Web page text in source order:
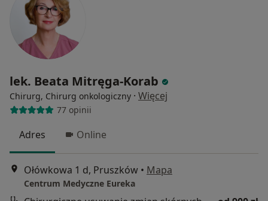
lek. Beata Mitręga-Korab
Chirurg, Chirurg onkologiczny · Więcej
77 opinii
Adres Online
Ołówkowa 1 d, Pruszków • Mapa
Centrum Medyczne Eureka